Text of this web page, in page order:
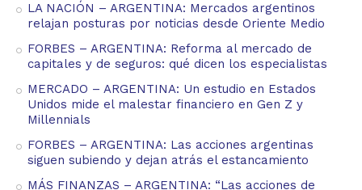
LA NACIÓN – ARGENTINA: Mercados argentinos
relajan posturas por noticias desde Oriente Medio
FORBES – ARGENTINA: Reforma al mercado de
capitales y de seguros: qué dicen los especialistas
MERCADO – ARGENTINA: Un estudio en Estados
Unidos mide el malestar financiero en Gen Z y
Millennials
FORBES – ARGENTINA: Las acciones argentinas
siguen subiendo y dejan atrás el estancamiento
MÁS FINANZAS – ARGENTINA: “Las acciones de